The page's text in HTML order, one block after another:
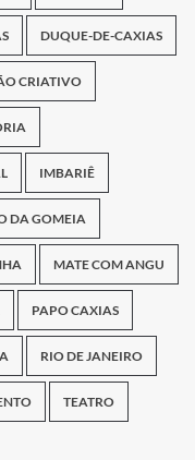
DUQUE-DE-CAXIAS
CRIATIVO
IMBARIÊ
DA GOMEIA
MATE COM ANGU
PAPO CAXIAS
RIO DE JANEIRO
TEATRO